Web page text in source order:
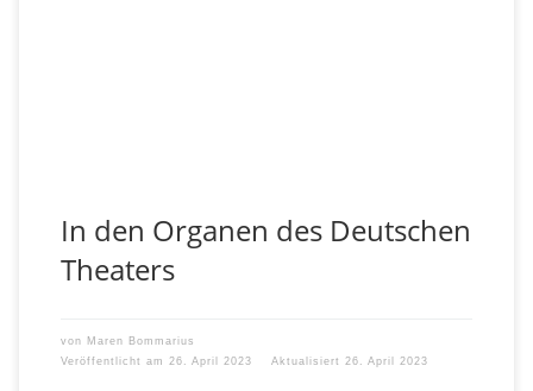
In den Organen des Deutschen
Theaters
von Maren Bommarius
Veröffentlicht am 26. April 2023 Aktualisiert 26. April 2023